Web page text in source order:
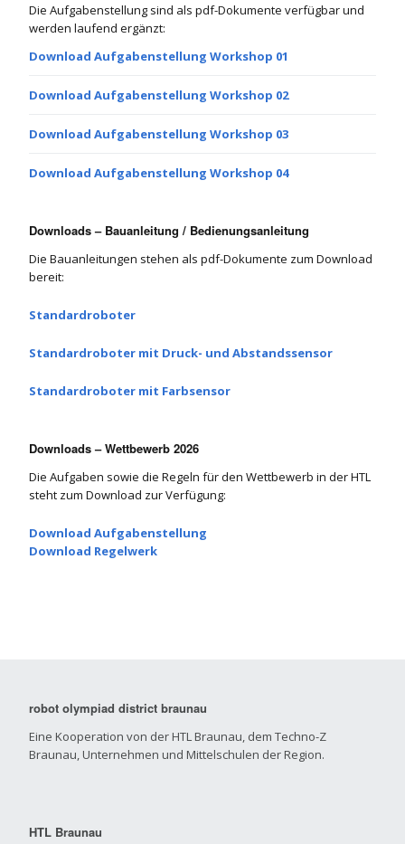
Die Aufgabenstellung sind als pdf-Dokumente verfügbar und
werden laufend ergänzt:
Download Aufgabenstellung Workshop 01
Download Aufgabenstellung Workshop 02
Download Aufgabenstellung Workshop 03
Download Aufgabenstellung Workshop 04
Downloads – Bauanleitung / Bedienungsanleitung
Die Bauanleitungen stehen als pdf-Dokumente zum Download
bereit:
Standardroboter
Standardroboter mit Druck- und Abstandssensor
Standardroboter mit Farbsensor
Downloads – Wettbewerb 2026
Die Aufgaben sowie die Regeln für den Wettbewerb in der HTL
steht zum Download zur Verfügung:
Download Aufgabenstellung
Download Regelwerk
robot olympiad district braunau
Eine Kooperation von der HTL Braunau, dem Techno-Z
Braunau, Unternehmen und Mittelschulen der Region.
HTL Braunau